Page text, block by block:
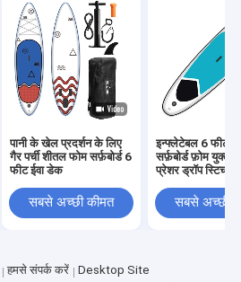
पानी के खेल प्रदर्शन के लिए
गैर पर्ची शीतल फोम सर्फ़बोर्ड 6
फीट ईवा डेक
सबसे अच्छी कीमत
इन्फ्लेटेबल 6 फीट
सर्फ़बोर्ड फ़ोम युक्त
प्रेशर ड्रॉप स्टिच
सबसे अच्छी
हमसे संपर्क करें
Desktop Site